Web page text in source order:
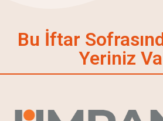
Bu İftar
Yeriniz